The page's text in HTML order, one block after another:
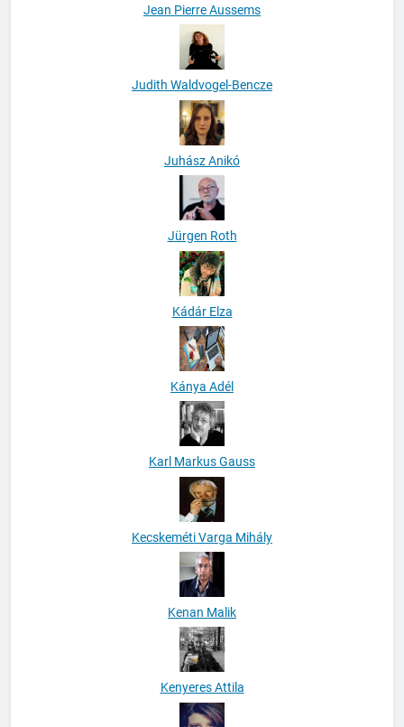
Jean Pierre Aussems
Judith Waldvogel-Bencze
Juhász Anikó
Jürgen Roth
Kádár Elza
Kánya Adél
Karl Markus Gauss
Kecskeméti Varga Mihály
Kenan Malik
Kenyeres Attila